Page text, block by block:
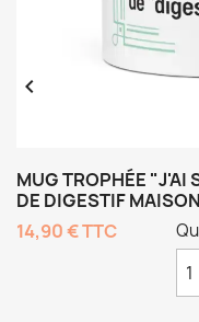

MUG TROPHÉE "J'AI
DE DIGESTIF
14,90 €TTC